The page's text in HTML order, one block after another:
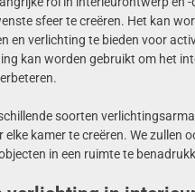
sfeer te creëren. Het kan
en verlichting te bieden voor
kan worden gebruikt om het
soorten
elke kamer te creëren. We
in een ruimte te